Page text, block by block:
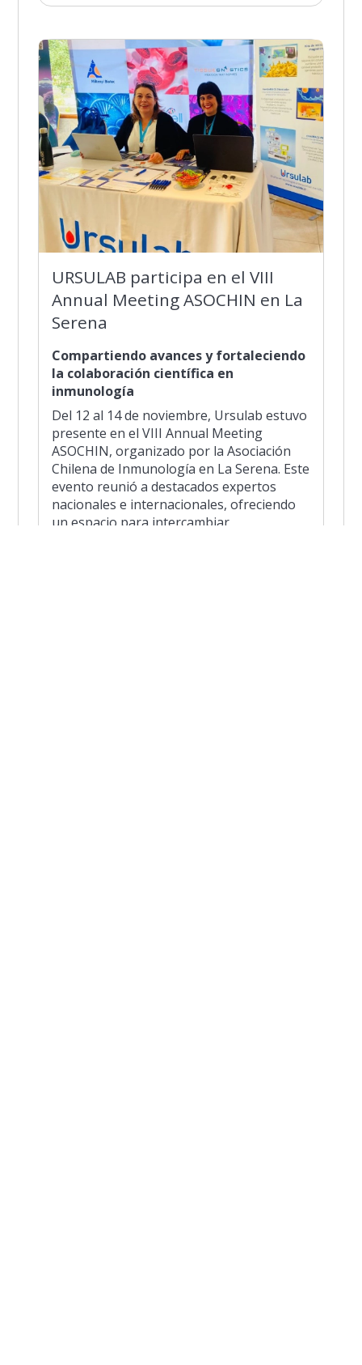
URSULAB participa en el VIII
Annual Meeting ASOCHIN en La
Serena
Compartiendo avances y fortaleciendo
la colaboración científica en
inmunología
Del 12 al 14 de noviembre, Ursulab estuvo
presente en el VIII Annual Meeting
ASOCHIN, organizado por la Asociación
Chilena de Inmunología en La Serena. Este
evento reunió a destacados expertos
nacionales e internacionales, ofreciendo
un espacio para intercambiar